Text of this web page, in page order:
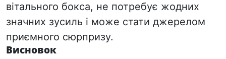
вітального бокса, не потребує жодних
значних зусиль і може стати джерелом
приємного сюрпризу.
Висновок